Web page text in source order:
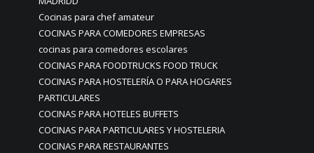
Cocinas para chef amateur
COCINAS PARA COMEDORES EMPRESAS
cocinas para comedores escolares
COCINAS PARA FOODTRUCKS FOOD TRUCK
COCINAS PARA HOSTELERÍA O PARA HOGARES
PARTICULARES
COCINAS PARA HOTELES BUFFETS
COCINAS PARA PARTICULARES Y HOSTELERIA
COCINAS PARA RESTAURANTES